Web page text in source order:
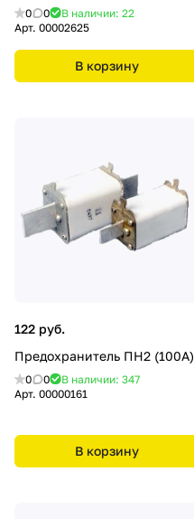
0 0
В наличии: 22
Арт. 00002625
В корзину
122 руб.
Предохранитель ПН2 (100А)
0 0
В наличии: 347
Арт. 00000161
В корзину